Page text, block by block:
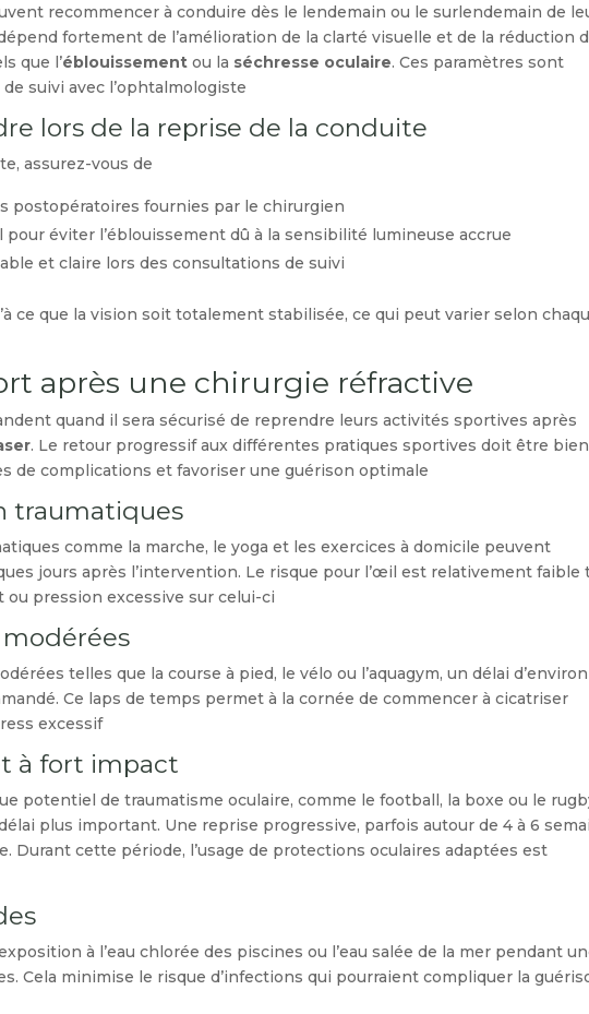
recommencer à conduire dès le lendemain ou le surlendemain de
fortement de l’amélioration de la clarté visuelle et de la réduction
que l’éblouissement ou la séchresse oculaire. Ces paramètres sont
suivi avec l’ophtalmologiste.
lors de la reprise de la conduite
assurez-vous de :
postopératoires fournies par le chirurgien.
éviter l’éblouissement dû à la sensibilité lumineuse accrue.
et claire lors des consultations de suivi.
ce que la vision soit totalement stabilisée, ce qui peut varier selon
après une chirurgie réfractive
quand il sera sécurisé de reprendre leurs activités sportives après
. Le retour progressif aux différentes pratiques sportives doit être bien
de complications et favoriser une guérison optimale.
traumatiques
comme la marche, le yoga et les exercices à domicile peuvent
jours après l’intervention. Le risque pour l’œil est relativement faible
ou pression excessive sur celui-ci.
telles que la course à pied, le vélo ou l’aquagym, un délai d’environ
Ce laps de temps permet à la cornée de commencer à cicatriser
excessif.
à fort impact
potentiel de traumatisme oculaire, comme le football, la boxe ou le
plus important. Une reprise progressive, parfois autour de 4 à 6
Durant cette période, l’usage de protections oculaires adaptées est
à l’eau chlorée des piscines ou l’eau salée de la mer pendant
Cela minimise le risque d’infections qui pourraient compliquer la